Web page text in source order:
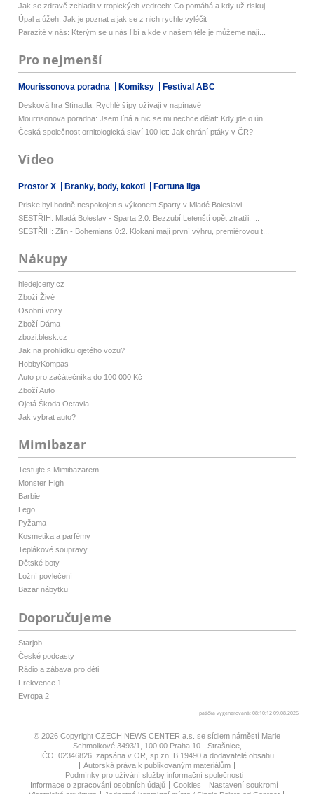
Jak se zdravě zchladit v tropických vedrech: Co pomáhá a kdy už riskuj...
Úpal a úžeh: Jak je poznat a jak se z nich rychle vyléčit
Parazité v nás: Kterým se u nás líbí a kde v našem těle je můžeme nají...
Pro nejmenší
Mourissonova poradna Komiksy Festival ABC
Desková hra Stínadla: Rychlé šípy ožívají v napínavé
Mourrisonova poradna: Jsem líná a nic se mi nechce dělat: Kdy jde o ún...
Česká společnost ornitologická slaví 100 let: Jak chrání ptáky v ČR?
Video
Prostor X Branky, body, kokoti Fortuna liga
Priske byl hodně nespokojen s výkonem Sparty v Mladé Boleslavi
SESTŘIH: Mladá Boleslav - Sparta 2:0. Bezzubí Letenští opět ztratili. ...
SESTŘIH: Zlín - Bohemians 0:2. Klokani mají první výhru, premiérovou t...
Nákupy
hledejceny.cz
Zboží Živě
Osobní vozy
Zboží Dáma
zbozi.blesk.cz
Jak na prohlídku ojetého vozu?
HobbyKompas
Auto pro začátečníka do 100 000 Kč
Zboží Auto
Ojetá Škoda Octavia
Jak vybrat auto?
Mimibazar
Testujte s Mimibazarem
Monster High
Barbie
Lego
Pyžama
Kosmetika a parfémy
Teplákové soupravy
Dětské boty
Ložní povlečení
Bazar nábytku
Doporučujeme
Starjob
České podcasty
Rádio a zábava pro děti
Frekvence 1
Evropa 2
patička vygenerovaná: 08:10:12 09.08.2026
© 2026 Copyright CZECH NEWS CENTER a.s. se sídlem náměstí Marie
Schmolkové 3493/1, 100 00 Praha 10 - Strašnice,
IČO: 02346826, zapsána v OR, sp.zn. B 19490 a dodavatelé obsahu
Autorská práva k publikovaným materiálům
Podmínky pro užívání služby informační společnosti
Informace o zpracování osobních údajů
Cookies
Nastavení soukromí